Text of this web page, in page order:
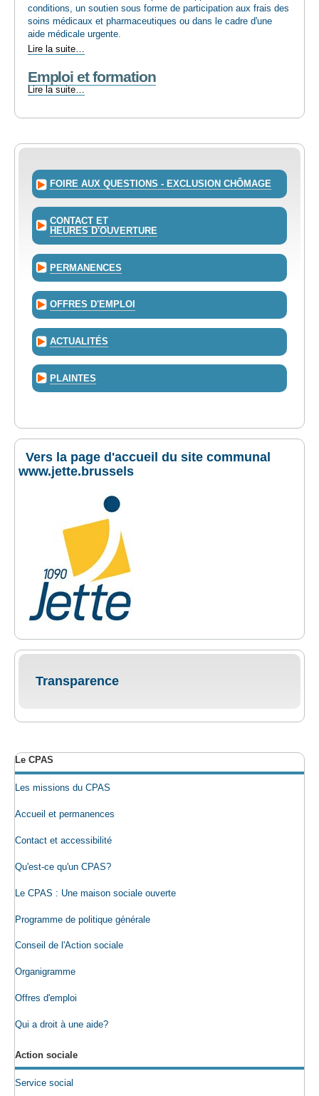
conditions, un soutien sous forme de participation aux frais des
soins médicaux et pharmaceutiques ou dans le cadre d'une
aide médicale urgente.
Santé
Lire la suite…
Emploi et formation
Emploi
Lire la suite…
FOIRE AUX QUESTIONS - EXCLUSION CHÔMAGE
CONTACT ET
HEURES D'OUVERTURE
PERMANENCES
OFFRES D'EMPLOI
ACTUALITÉS
PLAINTES
Vers la page d'accueil du site communal
www.jette.brussels
Transparence
Le CPAS
Les missions du CPAS
Accueil et permanences
Contact et accessibilité
Qu'est-ce qu'un CPAS?
Le CPAS : Une maison sociale ouverte
Programme de politique générale
Conseil de l'Action sociale
Organigramme
Offres d'emploi
Qui a droit à une aide?
Action sociale
Service social